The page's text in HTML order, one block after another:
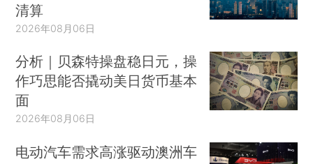
清算
2026年08月06日
分析｜贝森特操盘稳日元，操
作巧思能否撬动美日货币基本
面
2026年08月06日
电动汽车需求高涨驱动澳洲车